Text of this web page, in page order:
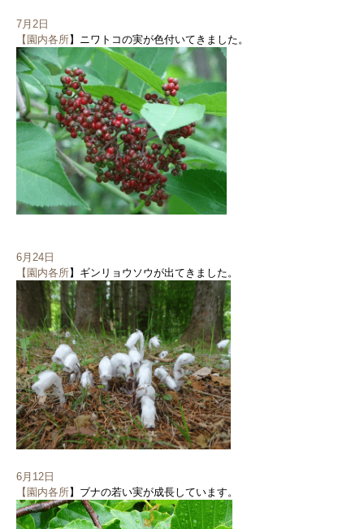
7月2日
【園内各所】ニワトコの実が色付いてきました。
6月24日
【園内各所】ギンリョウソウが出てきました。
6月12日
【園内各所】ブナの若い実が成長しています。